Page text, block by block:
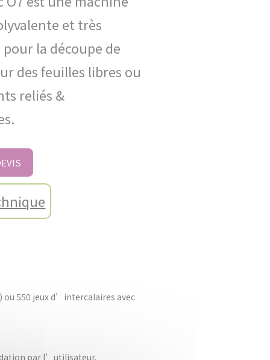
et très
la découpe de
des feuilles libres ou
reliés &
550 jeux d’intercalaires avec
par l’utilisateur.